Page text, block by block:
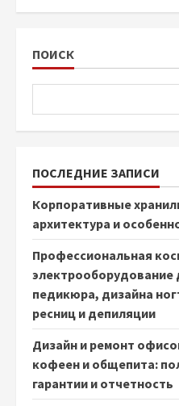
ПОИСК
ПОСЛЕДНИЕ ЗАПИСИ
Корпоративные
архитектура и
Профессиональная
электрооборудование
педикюра, дизайна
ресниц и депиляции
Дизайн и ремонт
кофеен и общепита:
гарантии и отчетность